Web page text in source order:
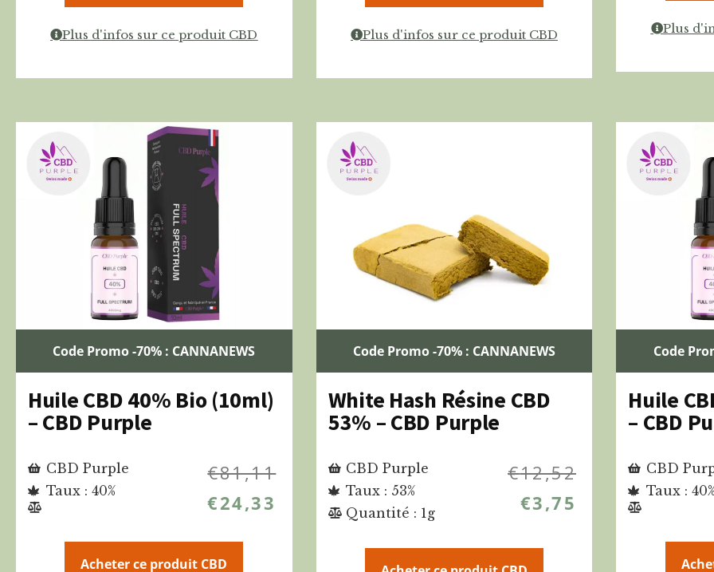
Plus d'infos sur ce produit CBD Plus d'infos sur ce produit CBD Plus
Code Promo -70% : CANNANEWS
Huile CBD 40% Bio (10ml)
– CBD Purple
CBD Purple
Taux : 40%
€81,11
€24,33
Acheter ce produit CBD
Code Promo -70% : CANNANEWS
White Hash Résine CBD
53% – CBD Purple
CBD Purple
Taux : 53%
Quantité : 1g
€12,52
€3,75
Code
Huile
– CBD
CBD
Taux :